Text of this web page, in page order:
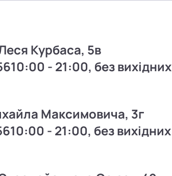
Курбаса, 5в
10:00 - 21:00, без вихідних
Максимовича, 3г
10:00 - 21:00, без вихідних